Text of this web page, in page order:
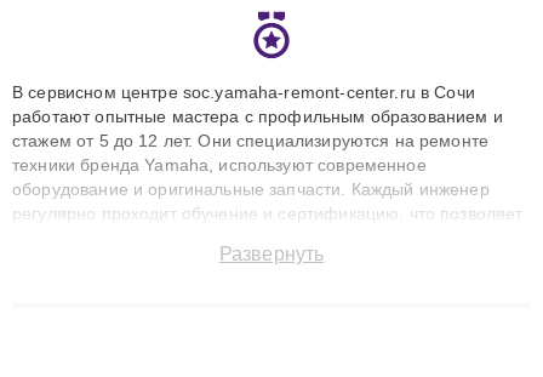
В сервисном центре soc.yamaha-remont-center.ru в Сочи
работают опытные мастера с профильным образованием и
стажем от 5 до 12 лет. Они специализируются на ремонте
техники бренда Yamaha, используют современное
оборудование и оригинальные запчасти. Каждый инженер
регулярно проходит обучение и сертификацию, что позволяет
технику с сохранением гарантии до 3 лет. Наши мастера
Развернуть